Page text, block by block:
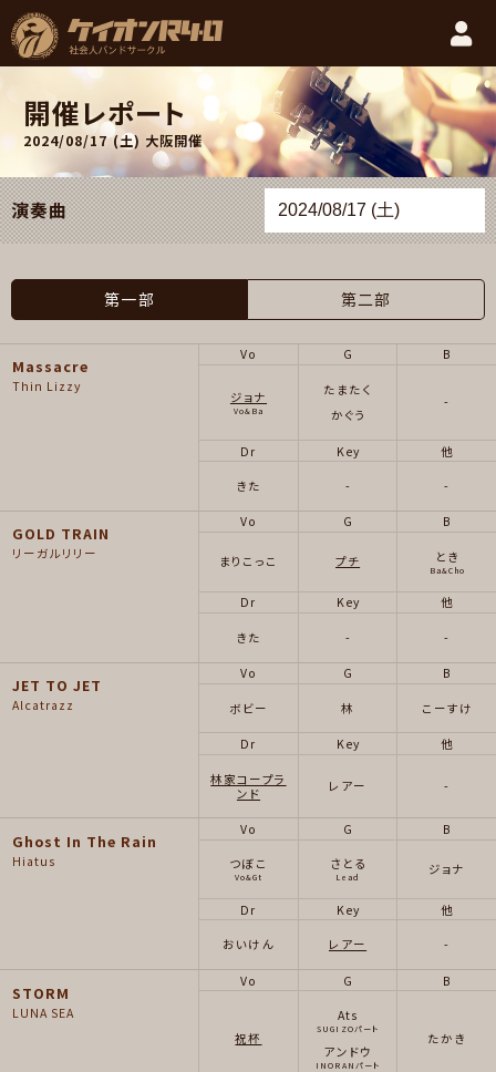
開催レポート
2024/08/17 (土) 大阪開催
演奏曲
第一部 第二部
Massacre
Thin Lizzy
Vo
ジョナ
Vo&Ba
G
たまたく
かぐう
B
-
Dr
きた
Key
-
他
-
GOLD TRAIN
リーガルリリー
Vo
まりこっこ
G
プチ
B
とき
Ba&Cho
Dr
きた
Key
-
他
-
JET TO JET
Alcatrazz
Vo
ボビー
G
林
B
こーすけ
Dr
林家コープラ
ンド
Key
レアー
他
-
Ghost In The Rain
Hiatus
Vo
つぼこ
Vo&Gt
G
さとる
Lead
B
ジョナ
Dr
おいけん
Key
レアー
他
-
STORM
LUNA SEA
Vo
祝杯
G
Ats
SUGIZOパート
アンドウ
INORANパート
B
たかき